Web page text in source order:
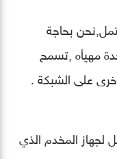
بحاجة
مهيأه ,تسمح
على الشبكة .
المخدم الذي